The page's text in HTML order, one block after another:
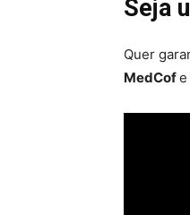
Seja
Quer
MedCofe